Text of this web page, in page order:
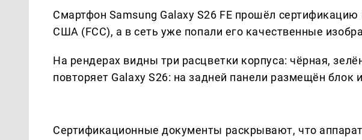
Смартфон Samsung Galaxy S26 FE прошёл
США (FCC), а в сеть уже попали его качественные
На рендерах видны три расцветки корпуса: чёрная,
повторяет Galaxy S26: на задней панели размещён блок
Сертификационные документы раскрывают, что